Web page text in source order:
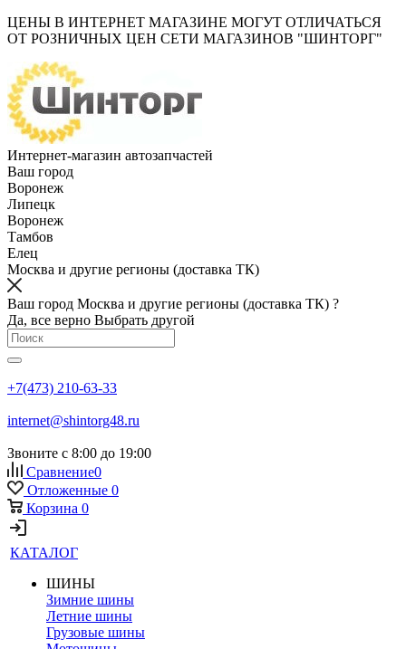
ЦЕНЫ В ИНТЕРНЕТ МАГАЗИНЕ МОГУТ ОТЛИЧАТЬСЯ
ОТ РОЗНИЧНЫХ ЦЕН СЕТИ МАГАЗИНОВ "ШИНТОРГ"
Интернет-магазин автозапчастей
Ваш город
Воронеж
Липецк
Воронеж
Тамбов
Елец
Москва и другие регионы (доставка ТК)
Ваш город Москва и другие регионы (доставка ТК) ?
Да, все верно Выбрать другой
+7(473) 210-63-33
internet@shintorg48.ru
Звоните с 8:00 до 19:00
Сравнение0
Отложенные 0
Корзина 0
КАТАЛОГ
ШИНЫ
Зимние шины
Летние шины
Грузовые шины